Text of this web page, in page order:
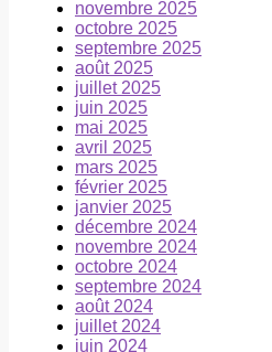
novembre 2025
octobre 2025
septembre 2025
août 2025
juillet 2025
juin 2025
mai 2025
avril 2025
mars 2025
février 2025
janvier 2025
décembre 2024
novembre 2024
octobre 2024
septembre 2024
août 2024
juillet 2024
juin 2024